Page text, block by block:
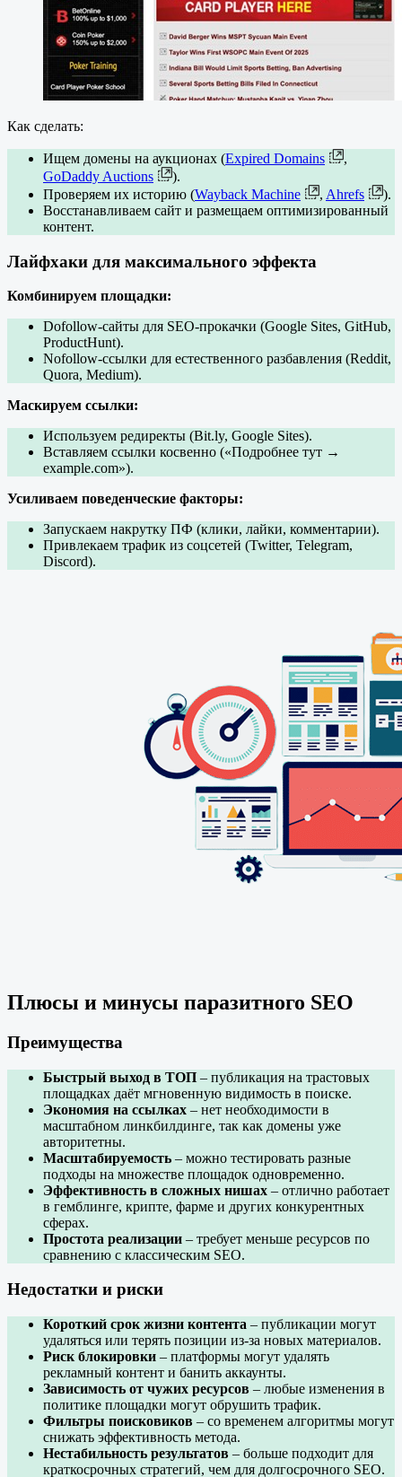
Как сделать:
Ищем домены на аукционах (Expired Domains
,
GoDaddy Auctions
).
Проверяем их историю (Wayback Machine , Ahrefs
).
Восстанавливаем сайт и размещаем оптимизированный
контент.
Лайфхаки для максимального эффекта
Комбинируем площадки:
Dofollow-сайты для SEO-прокачки (Google Sites, GitHub,
ProductHunt).
Nofollow-ссылки для естественного разбавления (Reddit,
Quora, Medium).
Маскируем ссылки:
Используем редиректы (Bit.ly, Google Sites).
Вставляем ссылки косвенно («Подробнее тут →
example.com»).
Усиливаем поведенческие факторы:
Запускаем накрутку ПФ (клики, лайки, комментарии).
Привлекаем трафик из соцсетей (Twitter, Telegram,
Discord).
Плюсы и минусы паразитного SEO
Преимущества
Быстрый выход в ТОП – публикация на трастовых
площадках даёт мгновенную видимость в поиске.
Экономия на ссылках – нет необходимости в
масштабном линкбилдинге, так как домены уже
авторитетны.
Масштабируемость – можно тестировать разные
подходы на множестве площадок одновременно.
Эффективность в сложных нишах – отлично работает
в гемблинге, крипте, фарме и других конкурентных
сферах.
Простота реализации – требует меньше ресурсов по
сравнению с классическим SEO.
Недостатки и риски
Короткий срок жизни контента – публикации могут
удаляться или терять позиции из-за новых материалов.
Риск блокировки – платформы могут удалять
рекламный контент и банить аккаунты.
Зависимость от чужих ресурсов – любые изменения в
политике площадки могут обрушить трафик.
Фильтры поисковиков – со временем алгоритмы могут
снижать эффективность метода.
Нестабильность результатов – больше подходит для
краткосрочных стратегий, чем для долгосрочного SEO.